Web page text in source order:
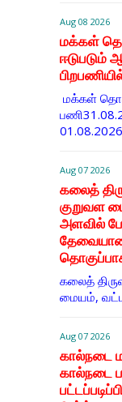
Aug 08 2026
மக்கள்
ஈடுபடும்
மக்கள்
01.08.2026
Aug 07 2026
கலைத்
குறுவள
அளவில்
கலைத்
மையம்,
Aug 07 2026
கால்நடை
கால்நடை